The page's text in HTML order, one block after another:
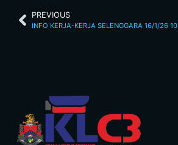
PREVIOUS
INFO KERJA-KERJA SELENGGARA 16/1/26